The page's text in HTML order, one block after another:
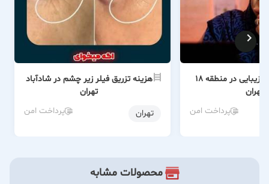
بهترین کلینیک زیبایی در منطقه 18
تهران
پرداخت امن
هزینه تزریق فیلر زیر چشم در شادآباد
تهران
تهران
پرداخت امن
محصولات مشابه